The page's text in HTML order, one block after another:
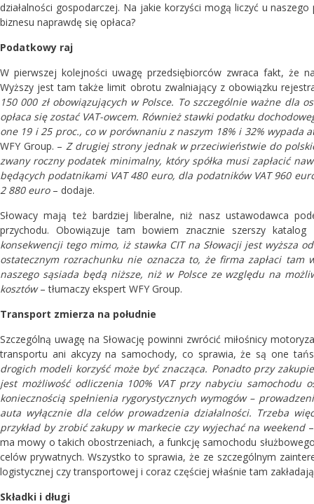
działalności gospodarczej. Na jakie korzyści mogą liczyć u
biznesu naprawdę się opłaca?
Podatkowy raj
W pierwszej kolejności uwagę przedsiębiorców zwraca fakt, że
Wyższy jest tam także limit obrotu zwalniający z obowiązku
150 000 zł obowiązujących w Polsce. To szczególnie ważne dla
opłaca się zostać VAT-owcem. Również stawki podatku
one 19 i 25 proc., co w porównaniu z naszym 18% i 32% wypada
WFY Group. – Z drugiej strony jednak w przeciwieństwie do
zwany roczny podatek minimalny, który spółka musi zapłacić
będących podatnikami VAT 480 euro, dla podatników VAT 960
2 880 euro– dodaje.
Słowacy mają też bardziej liberalne, niż nasz ustawodawca
przychodu. Obowiązuje tam bowiem znacznie szerszy
konsekwencji tego mimo, iż stawka CIT na Słowacji jest wyższa
ostatecznym rozrachunku nie oznacza to, że firma zapłaci tam
naszego sąsiada będą niższe, niż w Polsce ze względu na
kosztów– tłumaczy ekspert WFY Group.
Transport zmierza na południe
Szczególną uwagę na Słowację powinni zwrócić miłośnicy
transportu ani akcyzy na samochody, co sprawia, że są one
drogich modeli korzyść może być znacząca. Ponadto przy
jest możliwość odliczenia 100% VAT przy nabyciu samochodu
koniecznością spełnienia rygorystycznych wymogów –
auta wyłącznie dla celów prowadzenia działalności. Trzeba
przykład by zrobić zakupy w markecie czy wyjechać na weekend
ma mowy o takich obostrzeniach, a funkcję samochodu
celów prywatnych. Wszystko to sprawia, że ze szczególnym
logistycznej czy transportowej i coraz częściej właśnie tam
Składki i długi